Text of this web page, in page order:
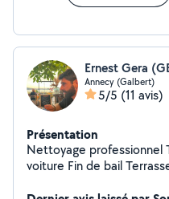
Ernest Gera
Annecy (Galbert)
5/5 (11 avis)
Présentation
Nettoyage professionnel Tapis + canapés Intérieur de
voiture Fin de bail Terrasse et Facades Rénovation